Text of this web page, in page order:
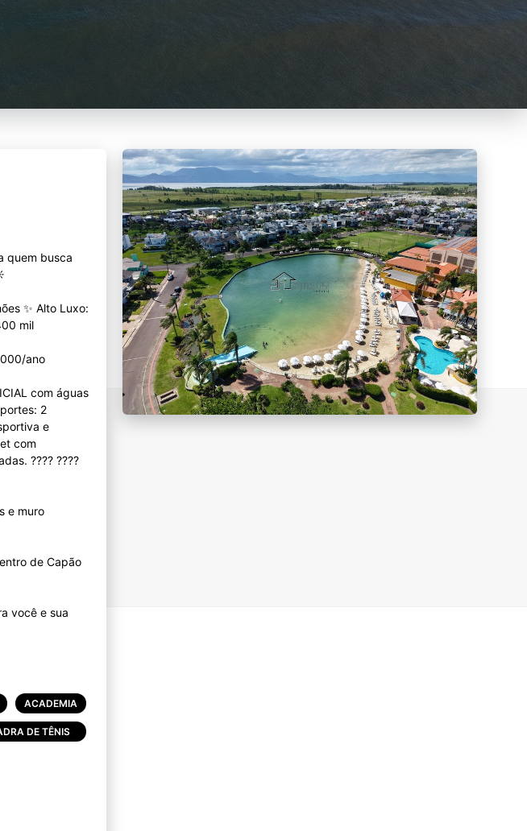
quem busca
✨ Alto Luxo:
mil
ano
com águas
2
e
com
???? ????
e muro
de Capão
você e sua
ACADEMIA
DE TÊNIS